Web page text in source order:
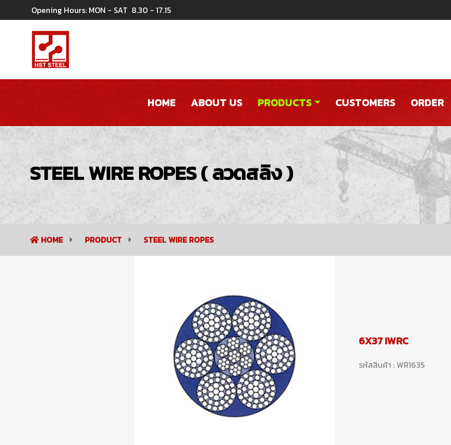
Opening Hours: MON - SAT 8.30 - 17.15
HOME ABOUT US PRODUCTS CUSTOMERS ORDER
STEEL WIRE ROPES ( ลวดสลิง )
HOME PRODUCT STEEL WIRE ROPES
6X37 IWRC
รหัสสินค้า : WR1635